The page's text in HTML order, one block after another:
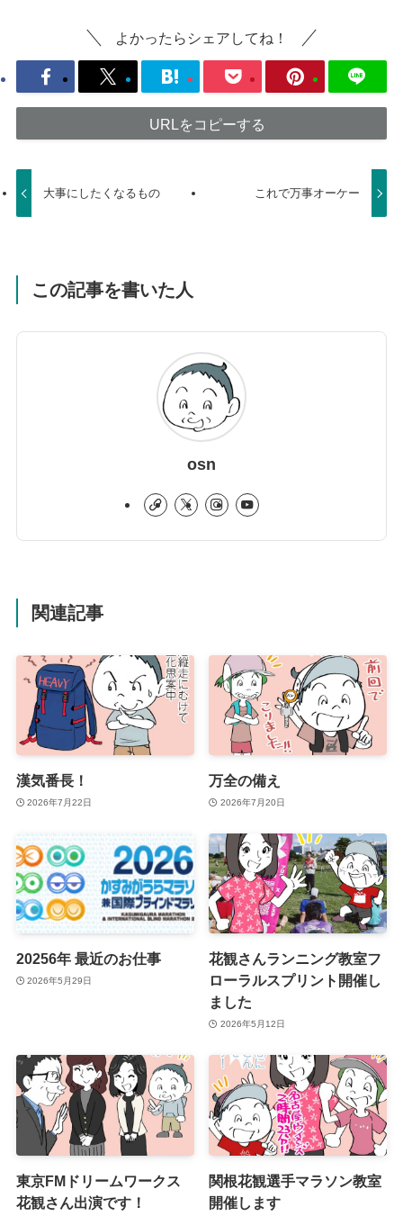
よかったらシェアしてね！
URLをコピーする
大事にしたくなるもの これで万事オーケー
この記事を書いた人
osn
関連記事
漢気番長！
2026年7月22日
万全の備え
2026年7月20日
20256年 最近のお仕事
2026年5月29日
花観さんランニング教室フ
ローラルスプリント開催し
ました
2026年5月12日
東京FMドリームワークス
花観さん出演です！
関根花観選手マラソン教室
開催します